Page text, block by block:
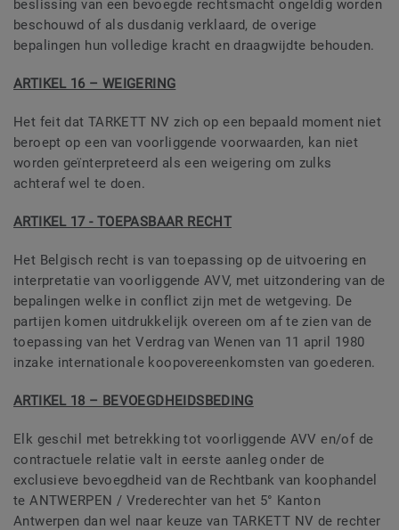
beslissing van een bevoegde rechtsmacht ongeldig worden
beschouwd of als dusdanig verklaard, de overige
bepalingen hun volledige kracht en draagwijdte behouden.
ARTIKEL 16 – WEIGERING
Het feit dat TARKETT NV zich op een bepaald moment niet
beroept op een van voorliggende voorwaarden, kan niet
worden geïnterpreteerd als een weigering om zulks
achteraf wel te doen.
ARTIKEL 17 - TOEPASBAAR RECHT
Het Belgisch recht is van toepassing op de uitvoering en
interpretatie van voorliggende AVV, met uitzondering van de
bepalingen welke in conflict zijn met de wetgeving. De
partijen komen uitdrukkelijk overeen om af te zien van de
toepassing van het Verdrag van Wenen van 11 april 1980
inzake internationale koopovereenkomsten van goederen.
ARTIKEL 18 – BEVOEGDHEIDSBEDING
Elk geschil met betrekking tot voorliggende AVV en/of de
contractuele relatie valt in eerste aanleg onder de
exclusieve bevoegdheid van de Rechtbank van koophandel
te ANTWERPEN / Vrederechter van het 5° Kanton
Antwerpen dan wel naar keuze van TARKETT NV de rechter